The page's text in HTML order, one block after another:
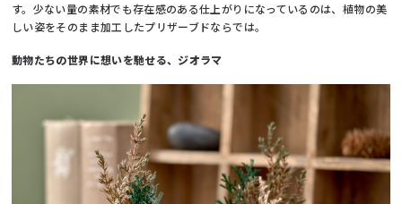
す。少ない量の素材でも存在感のある仕上がりになっているのは、植物の美
しい姿をそのまま加工したプリザーブドならでは。
動物たちの世界に想いを馳せる、ジオラマ